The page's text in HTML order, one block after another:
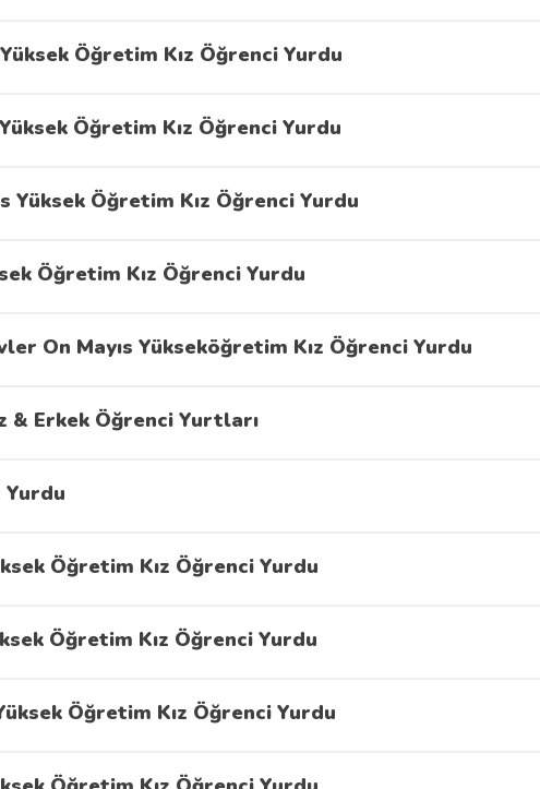
Öğretim Kız Öğrenci Yurdu
Öğretim Kız Öğrenci Yurdu
Yüksek Öğretim Kız Öğrenci Yurdu
Öğretim Kız Öğrenci Yurdu
On Mayıs Yükseköğretim Kız Öğrenci Yurdu
& Erkek Öğrenci Yurtları
Yurdu
Öğretim Kız Öğrenci Yurdu
Öğretim Kız Öğrenci Yurdu
Öğretim Kız Öğrenci Yurdu